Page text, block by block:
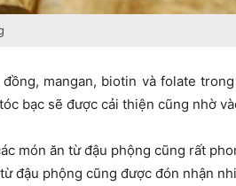
đồng, mangan, biotin và folate
bạc sẽ được cải thiện cũng nhờ
món ăn từ đậu phộng cũng rất
đậu phộng cũng được đón nhận